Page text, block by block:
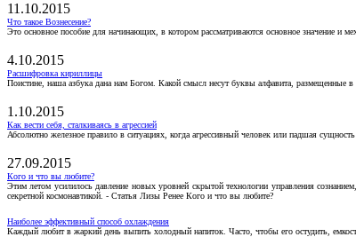
11.10.2015
Что такое Вознесение?
Это основное пособие для начинающих, в котором рассматриваются основное значение и
4.10.2015
Расшифровка кириллицы
Поистине, наша азбука дана нам Богом. Какой смысл несут буквы алфавита, размещенные в
1.10.2015
Как вести себя, сталкиваясь в агрессией
Абсолютно железное правило в ситуациях, когда агрессивный человек или падшая
27.09.2015
Кого и что вы любите?
Этим летом усилилось давление новых уровней скрытой технологии управления
секретной космонавтикой. - Статья Лизы Ренее Кого и что вы любите?
Наиболее эффективный способ охлаждения
Каждый любит в жаркий день выпить холодный напиток. Часто, чтобы его остудить,